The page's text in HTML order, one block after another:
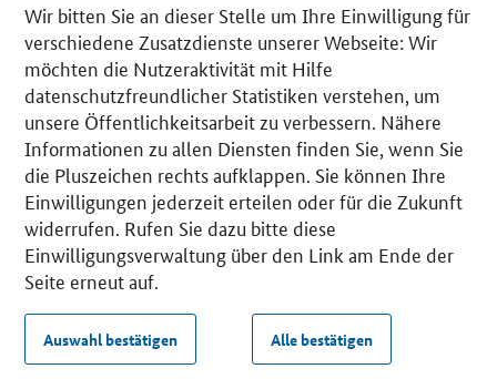
Wir bitten Sie an dieser Stelle um Ihre Einwilligung für
verschiedene Zusatzdienste unserer Webseite: Wir
möchten die Nutzeraktivität mit Hilfe
datenschutzfreundlicher Statistiken verstehen, um
unsere Öffentlichkeitsarbeit zu verbessern. Nähere
Informationen zu allen Diensten finden Sie, wenn Sie
die Pluszeichen rechts aufklappen. Sie können Ihre
Einwilligungen jederzeit erteilen oder für die Zukunft
widerrufen. Rufen Sie dazu bitte diese
Einwilligungsverwaltung über den Link am Ende der
Seite erneut auf.
Auswahl bestätigen Alle bestätigen